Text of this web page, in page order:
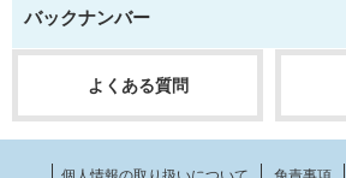
バックナンバー
よくある質問